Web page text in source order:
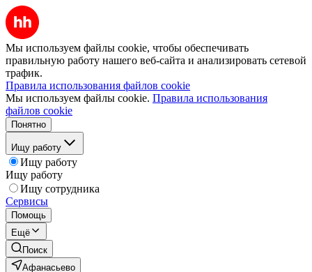
Мы используем файлы cookie, чтобы обеспечивать
правильную работу нашего веб-сайта и анализировать сетевой
трафик.
Правила использования файлов cookie
Мы используем файлы cookie. Правила использования
файлов cookie
Понятно
Ищу работу
Ищу работу
Ищу работу
Ищу сотрудника
Сервисы
Помощь
Ещё
Поиск
Афанасьево